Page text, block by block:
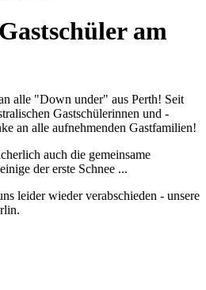
am
alle "Down under" aus Perth! Seit
Gastschülerinnen und -
an alle aufnehmenden Gastfamilien!
auch die gemeinsame
der erste Schnee ...
leider wieder verabschieden - unsere